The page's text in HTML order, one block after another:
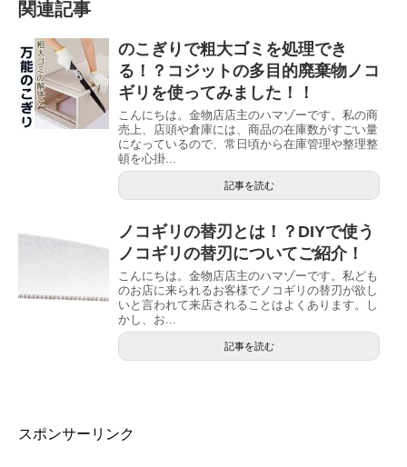
関連記事
のこぎりで粗大ゴミを処理でき
る！？コジットの多目的廃棄物ノコ
ギリを使ってみました！！
こんにちは。金物店店主のハマゾーです。私の商
売上、店頭や倉庫には、商品の在庫数がすごい量
になっているので、常日頃から在庫管理や整理整
頓を心掛...
記事を読む
ノコギリの替刃とは！？DIYで使う
ノコギリの替刃についてご紹介！
こんにちは。金物店店主のハマゾーです。私ども
のお店に来られるお客様でノコギリの替刃が欲し
いと言われて来店されることはよくあります。し
かし、お...
記事を読む
スポンサーリンク